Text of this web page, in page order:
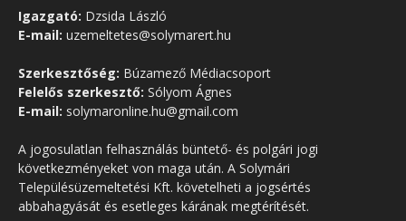
Igazgató: Dzsida László
E-mail: uzemeltetes@solymarert.hu
Szerkesztőség: Búzamező Médiacsoport
Felelős szerkesztő: Sólyom Ágnes
E-mail: solymaronline.hu@gmail.com
A jogosulatlan felhasználás büntető- és polgári jogi
következményeket von maga után. A Solymári
Településüzemeltetési Kft. követelheti a jogsértés
abbahagyását és esetleges kárának megtérítését.